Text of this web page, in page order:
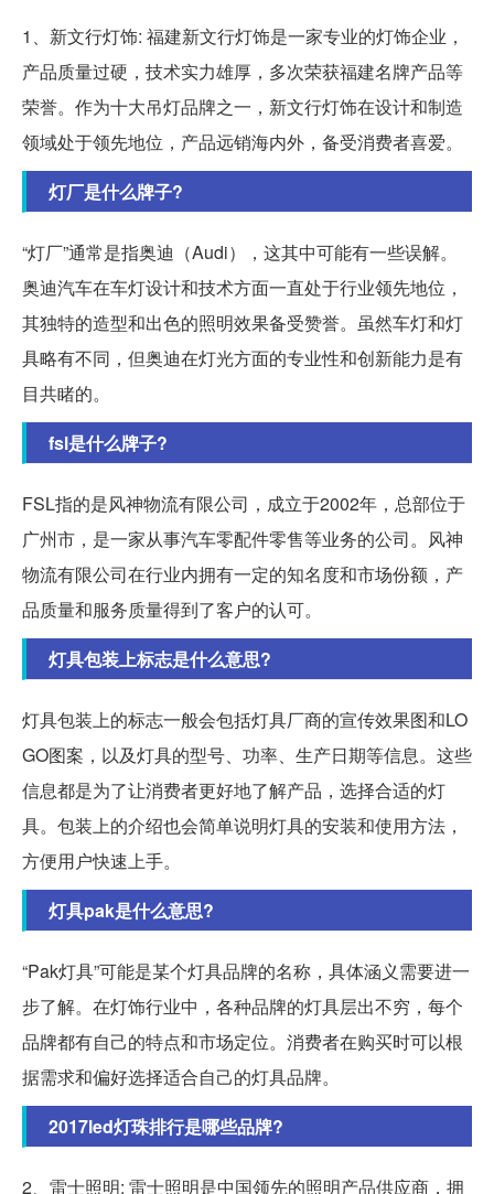
1、新文行灯饰: 福建新文行灯饰是一家专业的灯饰企业，
产品质量过硬，技术实力雄厚，多次荣获福建名牌产品等
荣誉。作为十大吊灯品牌之一，新文行灯饰在设计和制造
领域处于领先地位，产品远销海内外，备受消费者喜爱。
灯厂是什么牌子?
“灯厂”通常是指奥迪（Audi），这其中可能有一些误解。
奥迪汽车在车灯设计和技术方面一直处于行业领先地位，
其独特的造型和出色的照明效果备受赞誉。虽然车灯和灯
具略有不同，但奥迪在灯光方面的专业性和创新能力是有
目共睹的。
fsl是什么牌子?
FSL指的是风神物流有限公司，成立于2002年，总部位于
广州市，是一家从事汽车零配件零售等业务的公司。风神
物流有限公司在行业内拥有一定的知名度和市场份额，产
品质量和服务质量得到了客户的认可。
灯具包装上标志是什么意思?
灯具包装上的标志一般会包括灯具厂商的宣传效果图和LO
GO图案，以及灯具的型号、功率、生产日期等信息。这些
信息都是为了让消费者更好地了解产品，选择合适的灯
具。包装上的介绍也会简单说明灯具的安装和使用方法，
方便用户快速上手。
灯具pak是什么意思?
“Pak灯具”可能是某个灯具品牌的名称，具体涵义需要进一
步了解。在灯饰行业中，各种品牌的灯具层出不穷，每个
品牌都有自己的特点和市场定位。消费者在购买时可以根
据需求和偏好选择适合自己的灯具品牌。
2017led灯珠排行是哪些品牌?
2、雷士照明: 雷士照明是中国领先的照明产品供应商，拥